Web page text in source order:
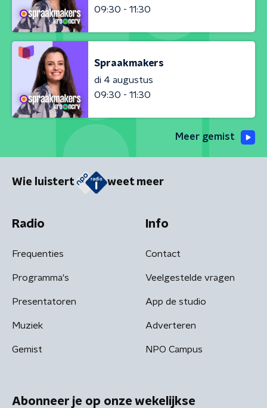
09:30 - 11:30
Spraakmakers
di 4 augustus
09:30 - 11:30
Meer gemist
Wie luistert weet meer
Radio
Frequenties
Programma's
Presentatoren
Muziek
Gemist
Info
Contact
Veelgestelde vragen
App de studio
Adverteren
NPO Campus
Abonneer je op onze wekelijkse